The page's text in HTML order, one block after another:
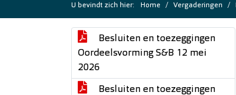
U bevindt zich hier: Home Vergaderingen
Besluiten en toezeggingen
Oordeelsvorming S&B 12 mei
2026
Besluiten en toezeggingen